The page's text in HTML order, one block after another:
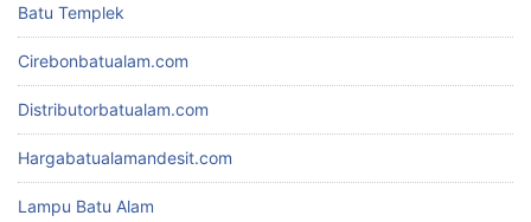
Batu Templek
Cirebonbatualam.com
Distributorbatualam.com
Hargabatualamandesit.com
Lampu Batu Alam